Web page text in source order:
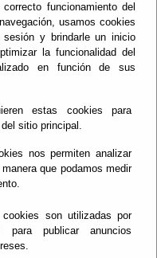
funcionamiento del
usamos cookies
y brindarle un inicio
la funcionalidad del
en función de sus
estas cookies para
sitio principal.
nos permiten analizar
que podamos medir
son utilizadas por
para publicar anuncios
Catastro